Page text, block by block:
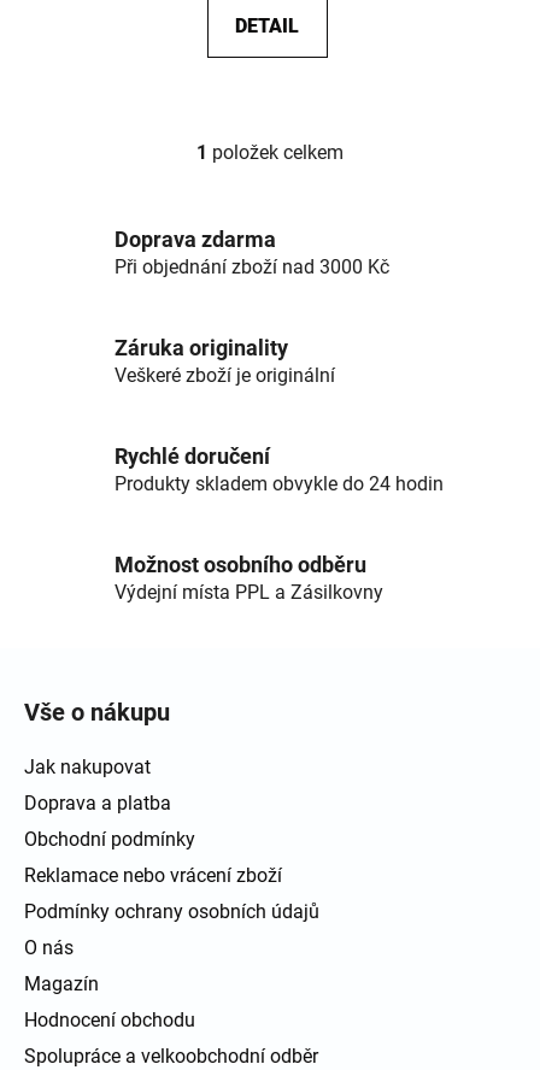
DETAIL
Ovládací prvky výpisu
1 položek celkem
Doprava zdarma
Při objednání zboží nad 3000 Kč
Záruka originality
Veškeré zboží je originální
Rychlé doručení
Produkty skladem obvykle do 24 hodin
Možnost osobního odběru
Výdejní místa PPL a Zásilkovny
Vše o nákupu
Jak nakupovat
Doprava a platba
Obchodní podmínky
Reklamace nebo vrácení zboží
Podmínky ochrany osobních údajů
O nás
Magazín
Hodnocení obchodu
Spolupráce a velkoobchodní odběr